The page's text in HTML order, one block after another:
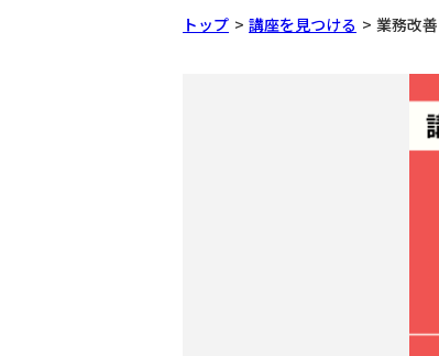
トップ 講座を見つける 業務改